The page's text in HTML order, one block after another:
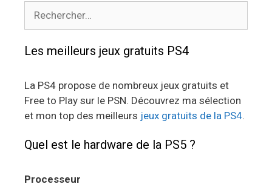
Les meilleurs jeux gratuits PS4
La PS4 propose de nombreux jeux gratuits et
Free to Play sur le PSN. Découvrez ma sélection
et mon top des meilleurs jeux gratuits de la PS4.
Quel est le hardware de la PS5 ?
Processeur